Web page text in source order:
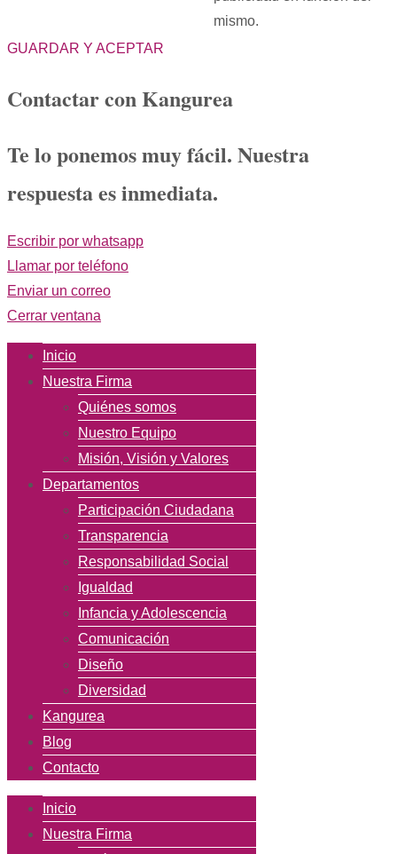
mismo.
GUARDAR Y ACEPTAR
Contactar con Kangurea
Te lo ponemos muy fácil. Nuestra
respuesta es inmediata.
Escribir por whatsapp
Llamar por teléfono
Enviar un correo
Cerrar ventana
Inicio
Nuestra Firma
Quiénes somos
Nuestro Equipo
Misión, Visión y Valores
Departamentos
Participación Ciudadana
Transparencia
Responsabilidad Social
Igualdad
Infancia y Adolescencia
Comunicación
Diseño
Diversidad
Kangurea
Blog
Contacto
Inicio
Nuestra Firma